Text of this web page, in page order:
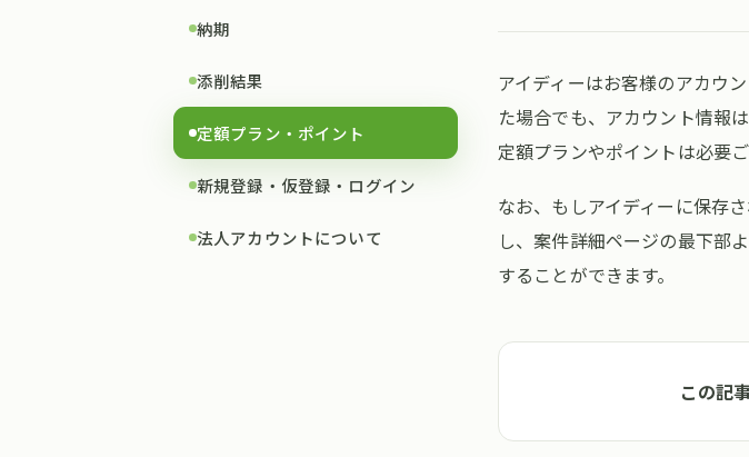
納期
添削結果
定額プラン・ポイント
新規登録・仮登録・ログイン
法人アカウントについて
アイディーはお客様のアカウ
た場合でも、アカウント情報
定額プランやポイントは必要ご
なお、もしアイディーに保存
し、案件詳細ページの最下部
することができます。
この記